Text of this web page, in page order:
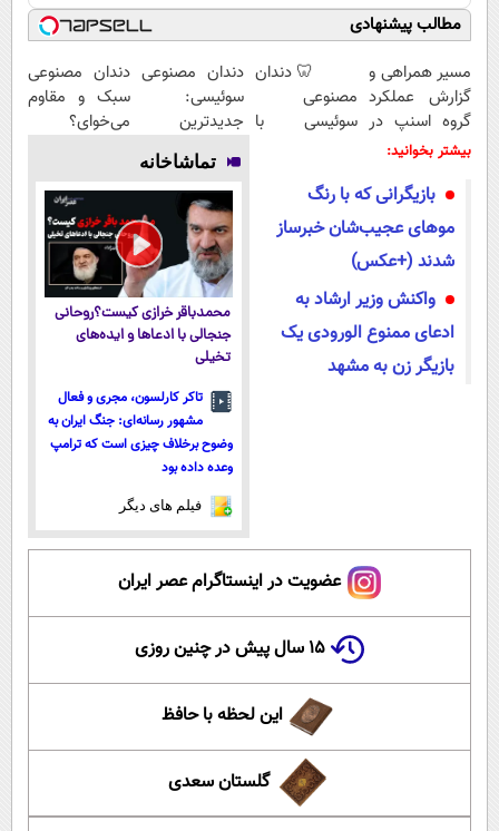
مطالب پیشنهادی
مسیر همراهی و
گزارش عملکرد
گروه اسنپ در
۱۴۰۴
🦷 دندان
مصنوعی
سوئیسی با
قسط |📍 تهران
دندان مصنوعی
سوئیسی:
جدیدترین
فناوری اروپا،
سبک و مقاوم |
پرداخت قسطی
دندان مصنوعی
سبک و مقاوم
می‌خوای؟
داریم!😍 | 📍
تهران
بیشتر بخوانید:
بازیگرانی که با رنگ
موهای عجیب‌شان خبرساز
شدند (+عکس)
واکنش وزیر ارشاد به
ادعای ممنوع الورودی یک
بازیگر زن به مشهد
تماشاخانه
محمدباقر خرازی کیست؟روحانی
جنجالی با ادعاها و ایده‌های
تخیلی
تاکر کارلسون، مجری و فعال
مشهور رسانه‌ای: جنگ ایران به
وضوح برخلاف چیزی است که ترامپ
وعده داده بود
فیلم های دیگر
عضویت در اینستاگرام عصر ایران
۱۵ سال پیش در چنین روزی
این لحظه با حافظ
گلستان سعدی